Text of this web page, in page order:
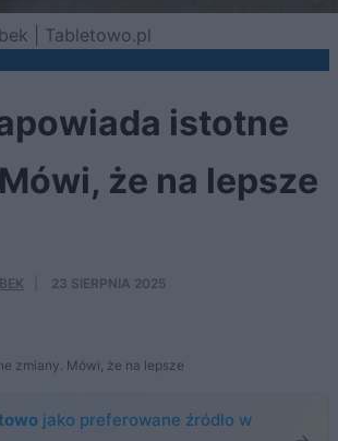
| Tabletowo.pl
istotne
że na lepsze
23 SIERPNIA 2025
zmiany. Mówi, że na lepsze
jako preferowane źródło w